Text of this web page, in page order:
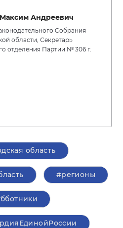
Андреевич
Собрания
области, Секретарь
отделения Партии № 306 г.
область
#регионы